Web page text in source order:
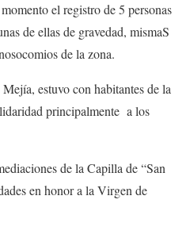
el registro de 5 personas
de ellas de gravedad, mismaS
de la zona.
estuvo con habitantes de la
principalmente a los
de la Capilla de “San
en honor a la Virgen de